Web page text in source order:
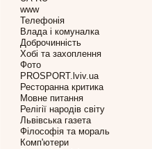
www
Телефонія
Влада і комуналка
Доброчинність
Хобі та захоплення
Фото
PROSPORT.lviv.ua
Ресторанна критика
Мовне питання
Релігії народів світу
Львівська газета
Філософія та мораль
Комп'ютери